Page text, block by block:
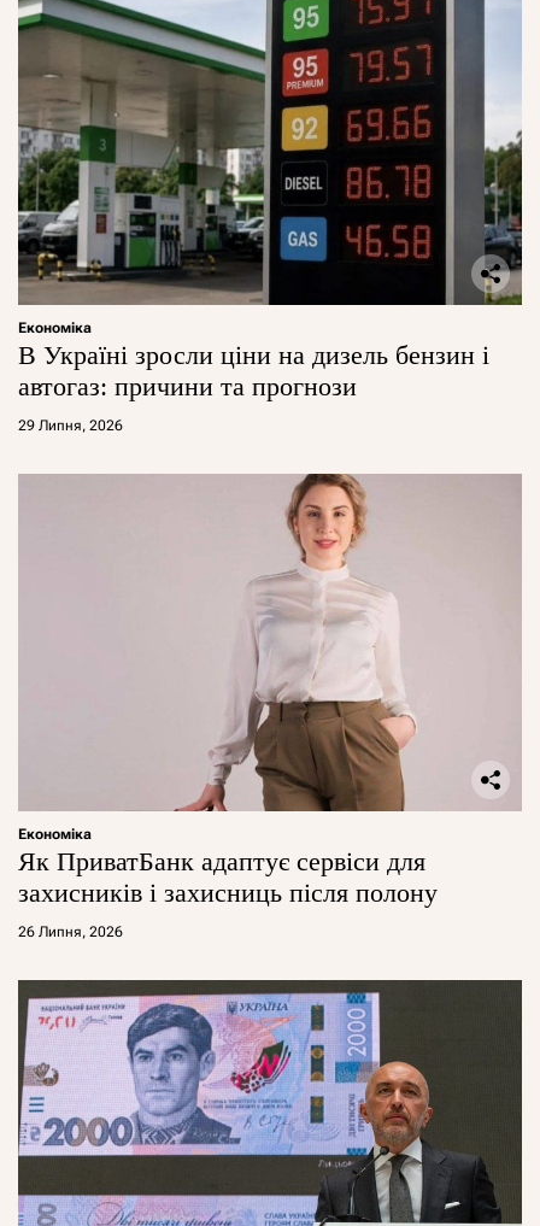
Економіка
В Україні зросли ціни на дизель бензин і
автогаз: причини та прогнози
29 Липня, 2026
Економіка
Як ПриватБанк адаптує сервіси для
захисників і захисниць після полону
26 Липня, 2026